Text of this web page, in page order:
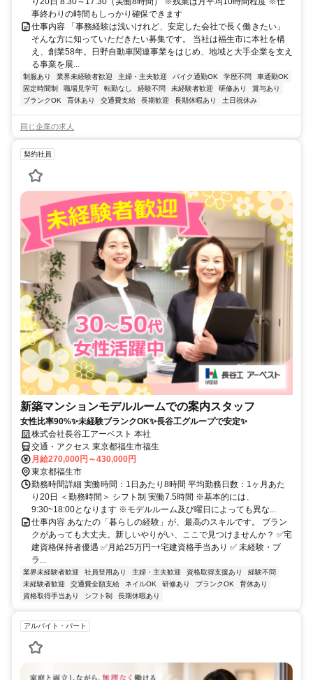
事終わりの時間もしっかり確保できます
仕事内容 「事務経験は浅いけれど、安定した会社で長く働きたい」
そんな方に知っていただきたい募集です。 当社は福生市に本社を構
え、創業58年。日野自動車関連事業をはじめ、地域と大手企業を支え
る事業を展...
制服あり 業界未経験者歓迎 主婦・主夫歓迎 バイク通勤OK 学歴不問
車通勤OK
固定時間制
職場見学可 転勤なし 経験不問 未経験者歓迎 研修あり
賞与あり
ブランクOK
育休あり 交通費支給 長期歓迎 長期休暇あり 土日祝休み
同じ企業の求人
契約社員
新築マンションモデルルームでの案内スタッフ
女性比率90%✨未経験ブランクOK✨長谷工グループで安定✨
株式会社長谷工アーベスト 本社
交通・アクセス 東京都福生市福生
月給270,000円～430,000円
東京都福生市
勤務時間詳細 実働時間：1日あたり8時間 平均勤務日数：1ヶ月あた
り20日 ＜勤務時間＞ シフト制 実働7.5時間 ※基本的には、
9:30~18:00となります ※モデルルーム及び曜日によっても異な...
仕事内容 あなたの「暮らしの経験」が、最高のスキルです。 ブラン
クがあっても大丈夫。新しいやりがい、ここで見つけませんか？ ✅宅
建資格保持者優遇 ✅月給25万円~+宅建資格手当あり ✅ 未経験・ブ
ラ...
業界未経験者歓迎 社員登用あり 主婦・主夫歓迎 資格取得支援あり
経験不問
未経験者歓迎
交通費全額支給 ネイルOK 研修あり ブランクOK
育休あり
資格取得手当あり
シフト制 長期休暇あり
アルバイト・パート